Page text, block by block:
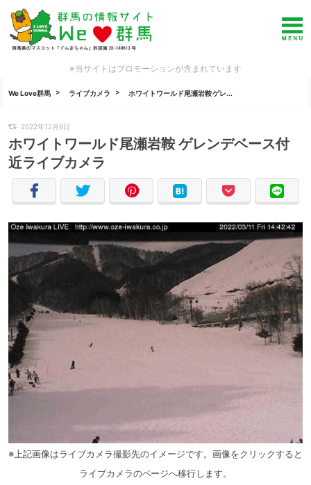
※当サイトはプロモーションが含まれています
We Love群馬 ライブカメラ ホワイトワールド尾瀬岩鞍 ゲレ...
2022年12月8日
ホワイトワールド尾瀬岩鞍 ゲレンデベース付
近ライブカメラ
※上記画像はライブカメラ撮影先のイメージです。画像をクリックすると
ライブカメラのページへ移行します。